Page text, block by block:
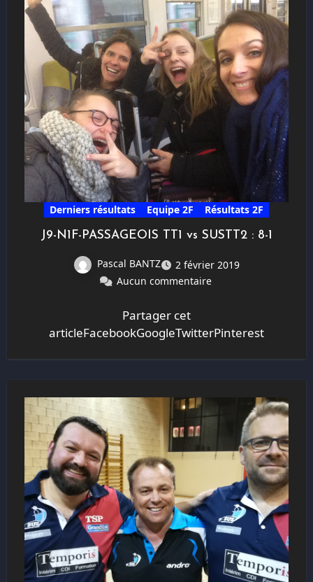
Derniers résultats Equipe 2F Résultats 2F
J9-N1F-PASSAGEOIS TT1 vs SUSTT2 : 8-1
Pascal BANTZ
2 février 2019
Aucun commentaire
Partager cet
articleFacebookGoogleTwitterPinterest